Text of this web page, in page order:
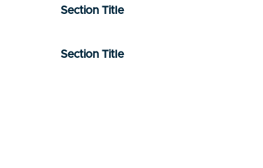
Section Title
Section Title